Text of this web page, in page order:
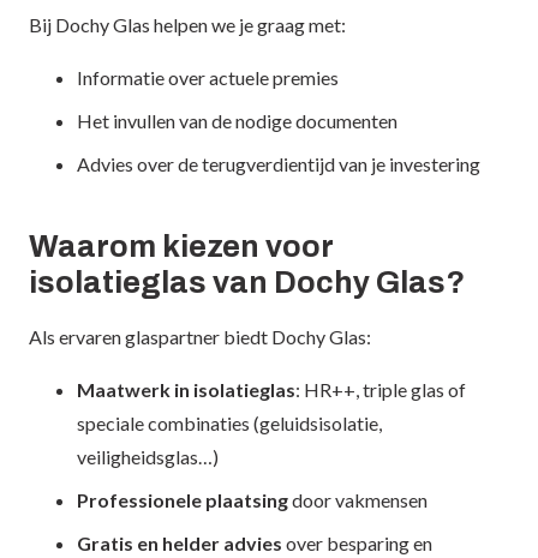
Bij Dochy Glas helpen we je graag met:
Informatie over actuele premies
Het invullen van de nodige documenten
Advies over de terugverdientijd van je investering
Waarom kiezen voor
isolatieglas van Dochy Glas?
Als ervaren glaspartner biedt Dochy Glas:
Maatwerk in isolatieglas: HR++, triple glas of
speciale combinaties (geluidsisolatie,
veiligheidsglas…)
Professionele plaatsingdoor vakmensen
Gratis en helder advies over besparing en